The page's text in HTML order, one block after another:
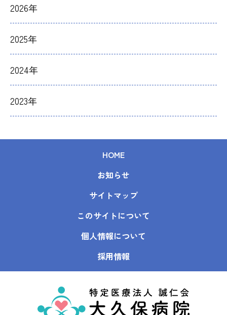
2026年
2025年
2024年
2023年
HOME
お知らせ
サイトマップ
このサイトについて
個人情報について
採用情報